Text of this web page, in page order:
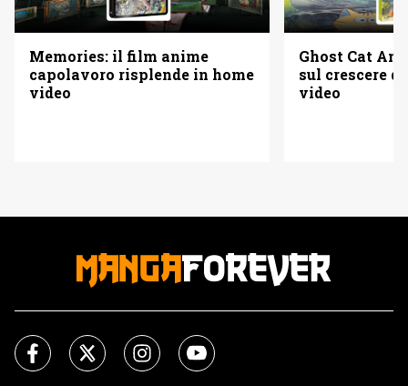
Memories: il film anime
capolavoro risplende in home
video
Ghost Cat
sul crescere
video